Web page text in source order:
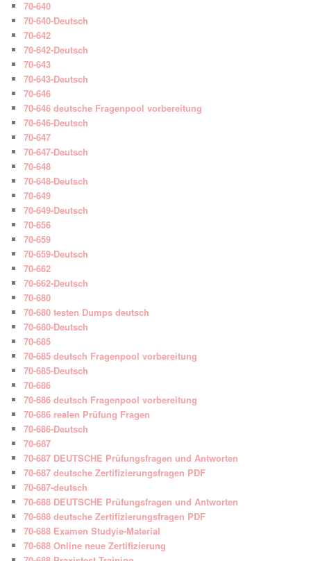
70-640
70-640-Deutsch
70-642
70-642-Deutsch
70-643
70-643-Deutsch
70-646
70-646 deutsche Fragenpool vorbereitung
70-646-Deutsch
70-647
70-647-Deutsch
70-648
70-648-Deutsch
70-649
70-649-Deutsch
70-656
70-659
70-659-Deutsch
70-662
70-662-Deutsch
70-680
70-680 testen Dumps deutsch
70-680-Deutsch
70-685
70-685 deutsch Fragenpool vorbereitung
70-685-Deutsch
70-686
70-686 deutsch Fragenpool vorbereitung
70-686 realen Prüfung Fragen
70-686-Deutsch
70-687
70-687 DEUTSCHE Prüfungsfragen und Antworten
70-687 deutsche Zertifizierungsfragen PDF
70-687-deutsch
70-688 DEUTSCHE Prüfungsfragen und Antworten
70-688 deutsche Zertifizierungsfragen PDF
70-688 Examen Studyie-Material
70-688 Online neue Zertifizierung